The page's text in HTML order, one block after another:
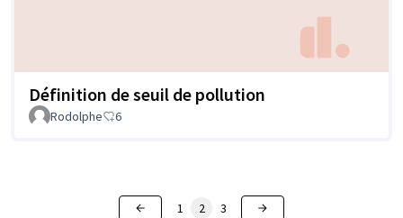
Définition de seuil de pollution
Rodolphe 6
1 2 3